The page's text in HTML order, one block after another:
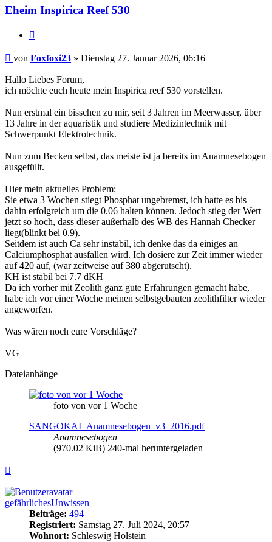
Eheim Inspirica Reef 530
Beitrag
von Foxfoxi23 » Dienstag 27. Januar 2026, 06:16
Hallo Liebes Forum,
ich möchte euch heute mein Inspirica reef 530 vorstellen.
Nun erstmal ein bisschen zu mir, seit 3 Jahren im Meerwasser, über
13 Jahre in der aquaristik und studiere Medizintechnik mit
Schwerpunkt Elektrotechnik.
Nun zum Becken selbst, das meiste ist ja bereits im Anamnesebogen
ausgefüllt.
Hier mein aktuelles Problem:
Sie etwa 3 Wochen stiegt Phosphat ungebremst, ich hatte es bis
dahin erfolgreich um die 0.06 halten können. Jedoch stieg der Wert
jetzt so hoch, dass dieser außerhalb des WB des Hannah Checker
liegt(blinkt bei 0.9).
Seitdem ist auch Ca sehr instabil, ich denke das da einiges an
Calciumphosphat ausfallen wird. Ich dosiere zur Zeit immer wieder
auf 420 auf, (war zeitweise auf 380 abgerutscht).
KH ist stabil bei 7.7 dKH
Da ich vorher mit Zeolith ganz gute Erfahrungen gemacht habe,
habe ich vor einer Woche meinen selbstgebauten zeolithfilter wieder
angeworfen.
Was wären noch eure Vorschläge?
VG
Dateianhänge
foto von vor 1 Woche
SANGOKAI_Anamnesebogen_v3_2016.pdf
Anamnesebogen
(970.02 KiB) 240-mal heruntergeladen
gefährlichesUnwissen
Beiträge: 494
Registriert: Samstag 27. Juli 2024, 20:57
Wohnort: Schleswig Holstein